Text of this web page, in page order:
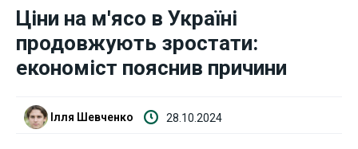
Новини
Бізнес
Валютний ринок
Ціни на м'ясо в Україні
продовжують зростати:
економіст пояснив причини
Ілля Шевченко 28.10.2024